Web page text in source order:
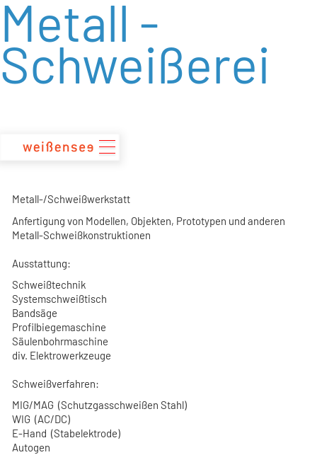
zum
Inhalt
Metall -
Schweißerei
Metall-/Schweißwerkstatt
Anfertigung von Modellen, Objekten, Prototypen und anderen
Metall-Schweißkonstruktionen
Ausstattung:
Schweißtechnik
Systemschweißtisch
Bandsäge
Profilbiegemaschine
Säulenbohrmaschine
div. Elektrowerkzeuge
Schweißverfahren:
MIG/MAG (Schutzgasschweißen Stahl)
WIG (AC/DC)
E-Hand (Stabelektrode)
Autogen